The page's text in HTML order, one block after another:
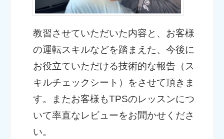
教習させていただいた内容と、お客様
の運転スキルなどを踏まえた、今後に
お役立ていただける技術的な報告（ス
キルチェックシート）をさせて頂きま
す。またお客様もTPSのレッスンにつ
いて率直なレビューをお聞かせくださ
い。